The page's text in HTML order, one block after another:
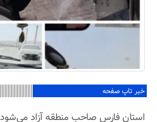
خبر تاپ صفحه
استان فارس صاحب منطقه آزاد می‌شود